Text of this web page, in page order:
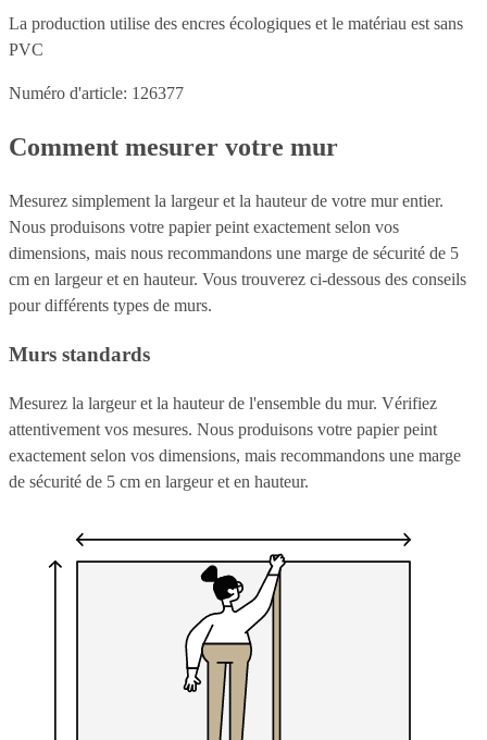
La production utilise des encres écologiques et le matériau est sans
PVC
Numéro d'article: 126377
Comment mesurer votre mur
Mesurez simplement la largeur et la hauteur de votre mur entier.
Nous produisons votre papier peint exactement selon vos
dimensions, mais nous recommandons une marge de sécurité de 5
cm en largeur et en hauteur. Vous trouverez ci-dessous des conseils
pour différents types de murs.
Murs standards
Mesurez la largeur et la hauteur de l'ensemble du mur. Vérifiez
attentivement vos mesures. Nous produisons votre papier peint
exactement selon vos dimensions, mais recommandons une marge
de sécurité de 5 cm en largeur et en hauteur.